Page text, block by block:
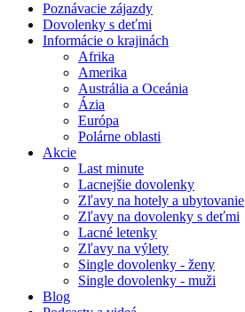
Poznávacie zájazdy
Dovolenky s deťmi
Informácie o krajinách
Afrika
Amerika
Austrália a Oceánia
Ázia
Európa
Polárne oblasti
Akcie
Last minute
Lacnejšie dovolenky
Zľavy na hotely a ubytovanie
Zľavy na dovolenky s deťmi
Lacné letenky
Zľavy na výlety
Single dovolenky - ženy
Single dovolenky - muži
Blog